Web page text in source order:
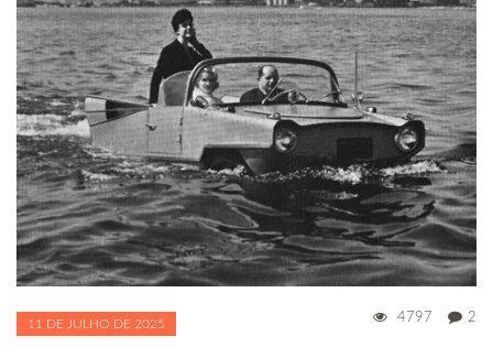
11 DE JULHO DE 2025 4797 2